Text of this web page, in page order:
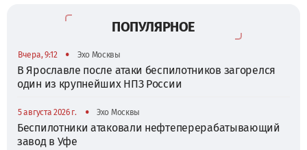
ПОПУЛЯРНОЕ
Вчера, 9:12 • Эхо Москвы
В Ярославле после атаки беспилотников загорелся
один из крупнейших НПЗ России
5 августа 2026 г. • Эхо Москвы
Беспилотники атаковали нефтеперерабатывающий
завод в Уфе